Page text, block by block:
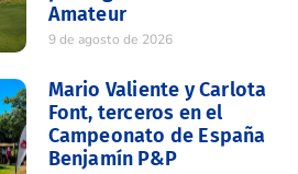
Amateur
9 de agosto de 2026
Mario Valiente y Carlota
Font, terceros en el
Campeonato de España
Benjamín P&P